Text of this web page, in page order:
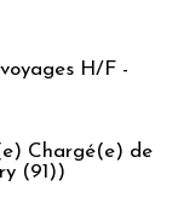
H/F -
Chargé(e) de
(91))